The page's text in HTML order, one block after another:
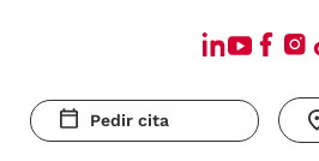
Pedir cita